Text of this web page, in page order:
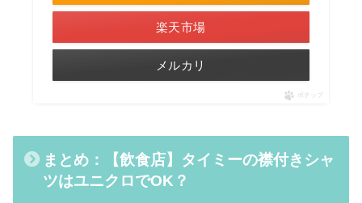
楽天市場
メルカリ
ポチップ
まとめ：【飲食店】タイミーの襟付きシャ
ツはユニクロでOK？